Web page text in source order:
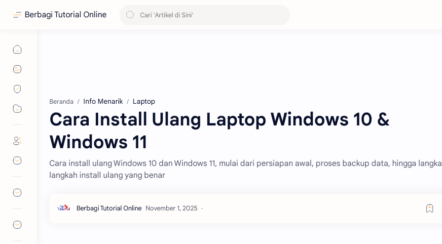
Berbagi Tutorial Online
Beranda Info Menarik Laptop
Cara Install Ulang Laptop Windows 10 &
Windows 11
Cara install ulang Windows 10 dan Windows 11, mulai dari persiapan awal, proses backup data, hingga
langkah install ulang yang benar